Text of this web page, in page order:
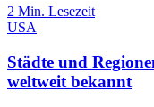
2 Min. Lesezeit
USA
Städte und
weltweit bekannt